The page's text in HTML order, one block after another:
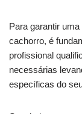
Para garantir
cachorro, é
profissional
necessárias
específicas do